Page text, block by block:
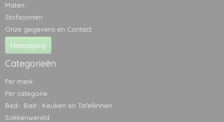
Maten
Stofsoorten
Onze gegevens en Contact
Herroeping
Categorieën
Per merk
Per categorie
Bed-, Bad-, Keuken en Tafellinnen
Sokkenwereld